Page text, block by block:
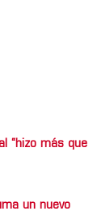
“hizo más que
un nuevo